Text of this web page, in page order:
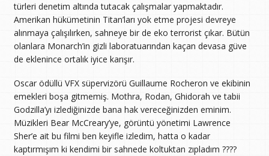
türleri denetim altında tutacak çalışmalar yapmaktadır.
Amerikan hükümetinin Titan’ları yok etme projesi devreye
alınmaya çalışılırken, sahneye bir de eko terrorist çıkar. Bütün
olanlara Monarch’in gizli laboratuarından kaçan devasa güve
de eklenince ortalık iyice karışır.
Oscar ödüllü VFX süpervizörü Guillaume Rocheron ve ekibinin
emekleri boşa gitmemiş. Mothra, Rodan, Ghidorah ve tabii
Godzilla’yı izlediğinizde bana hak vereceğinizden eminim.
Müzikleri Bear McCreary’ye, görüntü yönetimi Lawrence
Sher’e ait bu filmi ben keyifle izledim, hatta o kadar
kaptırmışım ki kendimi bir sahnede koltuktan zıpladım ????